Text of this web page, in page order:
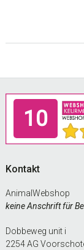
Footer
Kontakt
AnimalWebshop
keine Anschrift für
Dobbeweg unit i
2254 AG